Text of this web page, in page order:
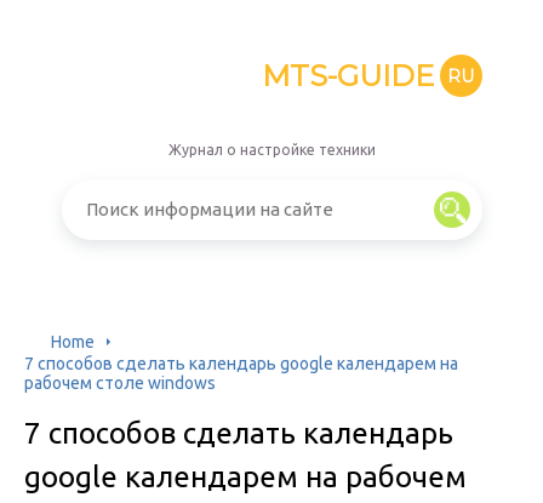
MTS-GUIDE RU
Журнал о настройке техники
Home
7 способов сделать календарь google календарем на
рабочем столе windows
7 способов сделать календарь
google календарем на рабочем